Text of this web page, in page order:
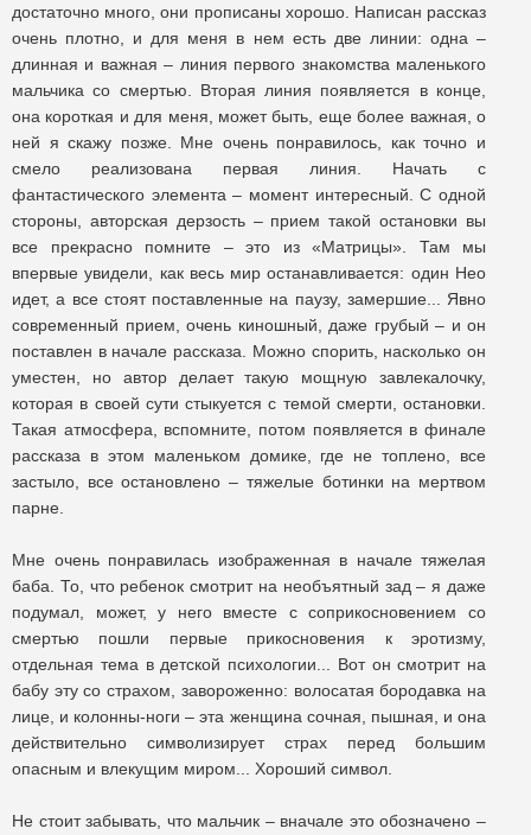
достаточно много, они прописаны хорошо. Написан рассказ
очень плотно, и для меня в нем есть две линии: одна –
длинная и важная – линия первого знакомства маленького
мальчика со смертью. Вторая линия появляется в конце,
она короткая и для меня, может быть, еще более важная, о
ней я скажу позже. Мне очень понравилось, как точно и
смело реализована первая линия. Начать с
фантастического элемента – момент интересный. С одной
стороны, авторская дерзость – прием такой остановки вы
все прекрасно помните – это из «Матрицы». Там мы
впервые увидели, как весь мир останавливается: один Нео
идет, а все стоят поставленные на паузу, замершие... Явно
современный прием, очень киношный, даже грубый – и он
поставлен в начале рассказа. Можно спорить, насколько он
уместен, но автор делает такую мощную завлекалочку,
которая в своей сути стыкуется с темой смерти, остановки.
Такая атмосфера, вспомните, потом появляется в финале
рассказа в этом маленьком домике, где не топлено, все
застыло, все остановлено – тяжелые ботинки на мертвом
парне.
Мне очень понравилась изображенная в начале тяжелая
баба. То, что ребенок смотрит на необъятный зад – я даже
подумал, может, у него вместе с соприкосновением со
смертью пошли первые прикосновения к эротизму,
отдельная тема в детской психологии... Вот он смотрит на
бабу эту со страхом, завороженно: волосатая бородавка на
лице, и колонны-ноги – эта женщина сочная, пышная, и она
действительно символизирует страх перед большим
опасным и влекущим миром... Хороший символ.
Не стоит забывать, что мальчик – вначале это обозначено –